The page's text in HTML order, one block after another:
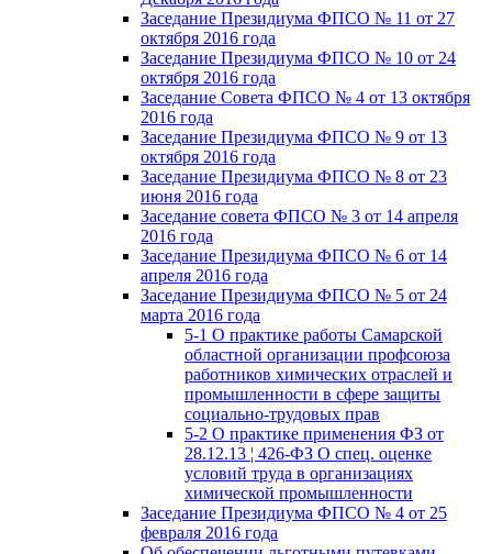
Заседание Президиума ФПСО № 11 от 27
октября 2016 года
Заседание Президиума ФПСО № 10 от 24
октября 2016 года
Заседание Совета ФПСО № 4 от 13 октября
2016 года
Заседание Президиума ФПСО № 9 от 13
октября 2016 года
Заседание Президиума ФПСО № 8 от 23
июня 2016 года
Заседание совета ФПСО № 3 от 14 апреля
2016 года
Заседание Президиума ФПСО № 6 от 14
апреля 2016 года
Заседание Президиума ФПСО № 5 от 24
марта 2016 года
5-1 О практике работы Самарской
областной организации профсоюза
работников химических отраслей и
промышленности в сфере защиты
социально-трудовых прав
5-2 О практике применения ФЗ от
28.12.13 ¦ 426-ФЗ О спец. оценке
условий труда в организациях
химической промышленности
Заседание Президиума ФПСО № 4 от 25
февраля 2016 года